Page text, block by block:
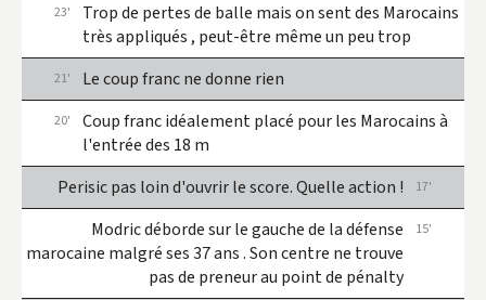
15'
Modric déborde sur le gauche de la défense
marocaine malgré ses 37 ans . Son centre ne trouve
pas de preneur au point de pénalty
17'
Perisic pas loin d'ouvrir le score. Quelle action !
20'
Coup franc idéalement placé pour les Marocains à
l'entrée des 18 m
21' Le coup franc ne donne rien
23'
Trop de pertes de balle mais on sent des Marocains
très appliqués , peut-être même un peu trop